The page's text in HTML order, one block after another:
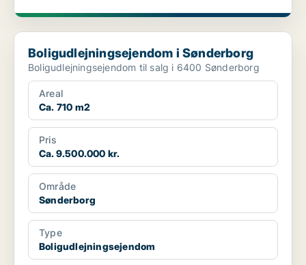
Boligudlejningsejendom i Sønderborg
Boligudlejningsejendom i Sønderborg
Boligudlejningsejendom til salg i 6400 Sønderborg
Areal
Ca. 710 m2
Pris
Ca. 9.500.000 kr.
Område
Sønderborg
Type
Boligudlejningsejendom